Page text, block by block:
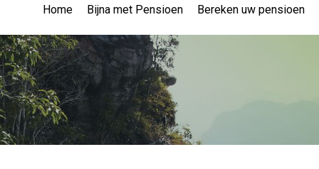
Home Bijna met Pensioen Bereken uw pensioen